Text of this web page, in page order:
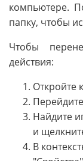
компьютере.
папку, чтобы
Чтобы
действия:
Откройте
Найдите
и
В